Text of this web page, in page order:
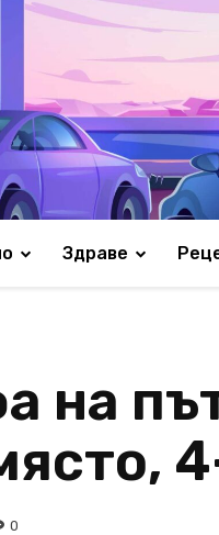
Здраве
на
0